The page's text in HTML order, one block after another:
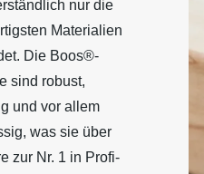
nur die
Materialien
Die Boos®-
sind robust,
und vor allem
was sie über
zur Nr. 1 in Profi-